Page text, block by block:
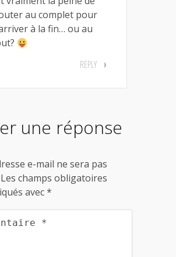
au complet pour
à la fin… ou au
REPLY
une réponse
e-mail ne sera pas
Les champs obligatoires
avec*